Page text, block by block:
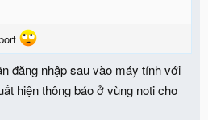
đăng nhập sau vào máy tính với
hiện thông báo ở vùng noti cho